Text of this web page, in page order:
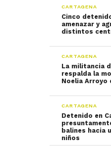
CARTAGENA
Cinco
amenazar y
distintos
CARTAGENA
La militancia
respalda la
Noelia Arroyo
CARTAGENA
Detenido en
balines hacia
niños